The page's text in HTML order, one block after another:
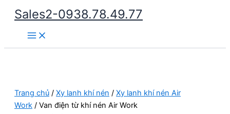
Nhảy
dung
Sales2-0938.78.49.77
Main
Menu
Trang chủ / Xy lanh khí nén / Xy lanh khí nén Air
Work / Van điện từ khí nén Air Work